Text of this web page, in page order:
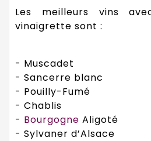
Les meilleurs vins
vinaigrette sont :
- Muscadet
- Sancerre blanc
- Pouilly-Fumé
- Chablis
- Bourgogne Aligoté
- Sylvaner d’Alsace